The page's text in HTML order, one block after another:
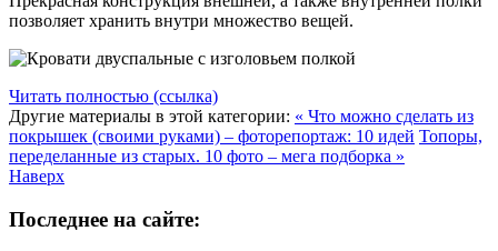
позволяет хранить внутри множество вещей.
Читать полностью (ссылка)
Другие материалы в этой категории: « Что можно сделать из
покрышек (своими руками) – фоторепортаж: 10 идей Топоры,
переделанные из старых. 10 фото – мега подборка »
Наверх
Последнее на сайте: